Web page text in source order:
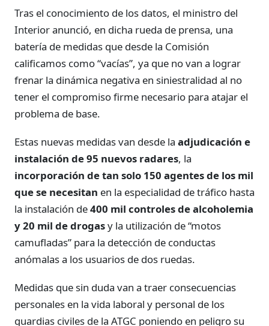
Tras el conocimiento de los datos, el ministro del
Interior anunció, en dicha rueda de prensa, una
batería de medidas que desde la Comisión
calificamos como “vacías”, ya que no van a lograr
frenar la dinámica negativa en siniestralidad al no
tener el compromiso firme necesario para atajar el
problema de base.
Estas nuevas medidas van desde la adjudicación e
instalación de 95 nuevos radares, la
incorporación de tan solo 150 agentes de los mil
que se necesitan en la especialidad de tráfico hasta
la instalación de400 mil controles de alcoholemia
y 20 mil de drogasy la utilización de “motos
camufladas” para la detección de conductas
anómalas a los usuarios de dos ruedas.
Medidas que sin duda van a traer consecuencias
personales en la vida laboral y personal de los
guardias civiles de la ATGC poniendo en peligro su